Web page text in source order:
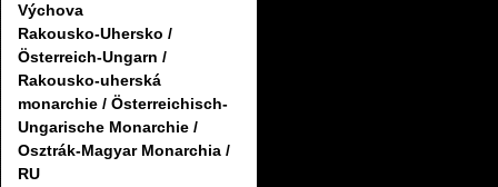
Výchova
Rakousko-Uhersko /
Österreich-Ungarn /
Rakousko-uherská
monarchie / Österreichisch-
Ungarische Monarchie /
Osztrák-Magyar Monarchia /
RU